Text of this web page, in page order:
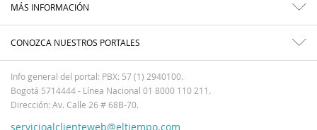
MÁS INFORMACIÓN
CONOZCA NUESTROS PORTALES
Info general del portal: PBX: 57 (1) 2940100.
Bogotá 5714444 - Línea Nacional 01 8000 110 211.
Dirección: Av. Calle 26 # 68B-70.
servicioalclienteweb@eltiempo.com